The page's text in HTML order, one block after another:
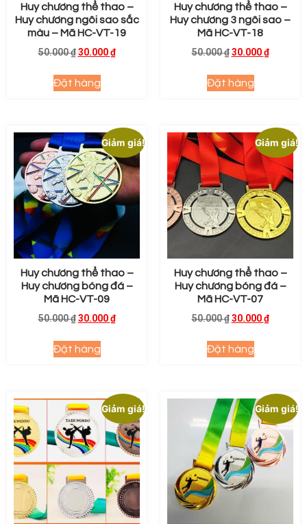
Huy chương thể thao –
Huy chương ngôi sao sắc
màu – Mã HC-VT-19
50.000₫ 30.000₫
Đặt hàng
Huy chương thể thao –
Huy chương 3 ngôi sao –
Mã HC-VT-18
50.000₫ 30.000₫
Đặt hàng
Giảm giá!
Huy chương thể thao –
Huy chương bóng đá –
Mã HC-VT-09
50.000₫ 30.000₫
Đặt hàng
Giảm giá!
Huy chương thể thao –
Huy chương bóng đá –
Mã HC-VT-07
50.000₫ 30.000₫
Đặt hàng
Giảm giá! Giảm giá!